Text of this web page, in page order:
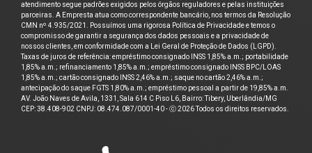
atendimento segue padrões exigidos pelos órgãos reguladores e pelas instituições
parceiras. A Empresta atua como correspondente bancário, nos termos da Resolução
CMN nº 4.935/2021. Possuímos uma rigorosa Política de Privacidade e temos o
compromisso de garantir a segurança dos dados pessoais e a privacidade de
nossos clientes, em conformidade com a Lei Geral de Proteção de Dados (LGPD).
Taxas de juros de referência: empréstimo consignado INSS 1,85% a.m.; portabilidade
1,85% a.m.; refinanciamento 1,85% a.m.; empréstimo consignado INSS BPC/LOAS
1,85% a.m.; cartão consignado INSS 2,46% a.m.; saque no cartão 2,46% a.m.;
antecipação do saque FGTS 1,80% a.m.; empréstimo pessoal a partir de 19,85% a.m.
AV. João Naves de Avila, 1331, Sala 614 C Piso L6, Bairro: Tibery, Uberlândia/MG
CEP: 38.408-902 CNPJ: 08.474.087/0001-40 - ⓒ 2026 Todos os direitos reservados.